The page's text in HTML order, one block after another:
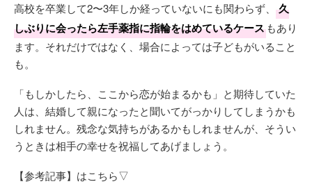
高校を卒業して2〜3年しか経っていないにも関わらず、
久
しぶりに会ったら左手薬指に指輪をはめているケース もあり
ます。それだけではなく、場合によっては子どもがいること
も。
「もしかしたら、ここから恋が始まるかも」と期待していた
人は、結婚して親になったと聞いてがっかりしてしまうかも
しれません。残念な気持ちがあるかもしれませんが、そうい
うときは相手の幸せを祝福してあげましょう。
【参考記事】はこちら▽